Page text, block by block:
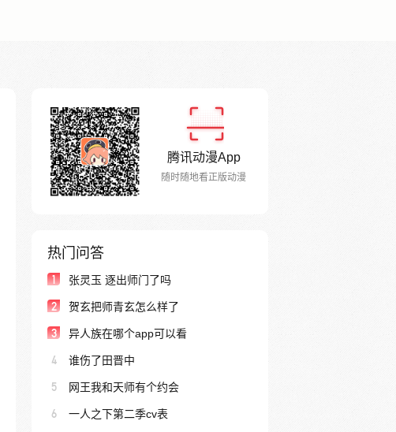
腾讯动漫App
随时随地看正版动漫
热门问答
1 张灵玉 逐出师门了吗
2 贺玄把师青玄怎么样了
3 异人族在哪个app可以看
4 谁伤了田晋中
5 网王我和天师有个约会
6 一人之下第二季cv表